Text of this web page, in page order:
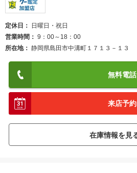
定休日
日曜日・祝日
営業時間
9：00～18：00
所在地
静岡県島田市中溝町１７１３－１３
無料電話
来店予約